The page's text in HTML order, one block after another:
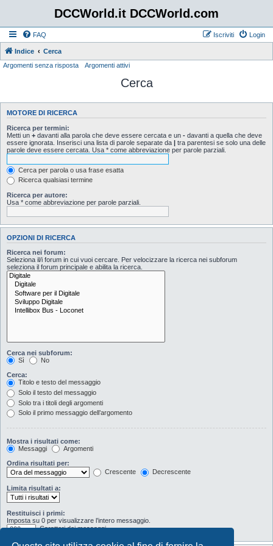
DCCWorld.it DCCWorld.com
FAQ Login
Iscriviti
Indice
Cerca
Argomenti senza risposta
Argomenti attivi
Cerca
MOTORE DI RICERCA
Ricerca per termini:
Metti un + davanti alla parola che deve essere cercata e un - davanti a quella che deve
essere ignorata. Inserisci una lista di parole separate da | tra parentesi se solo una delle
parole deve essere cercata. Usa * come abbreviazione per parole parziali.
Cerca per parola o usa frase esatta
Ricerca qualsiasi termine
Ricerca per autore:
Usa * come abbreviazione per parole parziali.
OPZIONI DI RICERCA
Ricerca nei forum:
Seleziona il/i forum in cui vuoi cercare. Per velocizzare la ricerca nei subforum
seleziona il forum principale e abilita la ricerca.
Cerca nei subforum:
Sì
No
Cerca:
Titolo e testo del messaggio
Solo il testo del messaggio
Solo tra i titoli degli argomenti
Solo il primo messaggio dell’argomento
Mostra i risultati come:
Messaggi
Argomenti
Ordina risultati per:
Crescente
Decrescente
Limita risultati a:
Restituisci i primi:
Imposta su 0 per visualizzare l’intero messaggio.
Caratteri dei messaggi